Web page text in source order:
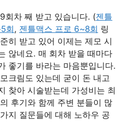
회차 째 받고 있습니다. (젠틀
회, 젠틀맥스 프로 6~8회 링
히 받고 있어 이제는 제모 시
않네요. 매 회차 받을 때마다
좋기를 바라는 마음뿐입니다.
크림도 있는데 굳이 돈 내고
찾아 시술받는데 가성비는 최
후기와 함께 주변 분들이 많
지 질문들에 대해 노하우 공